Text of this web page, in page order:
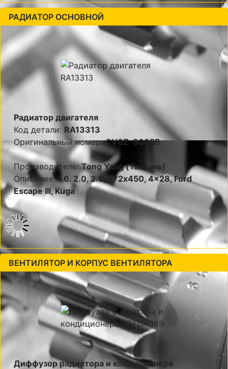
РАДИАТОР ОСНОВНОЙ
Радиатор двигателя
Код детали: RA13313
Оригинальный номер:CV6Z-8005B
Производитель:Tong Yang (Тайвань)
Описание:1.6. 2.0, 2.5, 672x450, 4x28, Ford
Escape III, Kuga
ВЕНТИЛЯТОР И КОРПУС ВЕНТИЛЯТОРА
Диффузор радиатора и кондиционера